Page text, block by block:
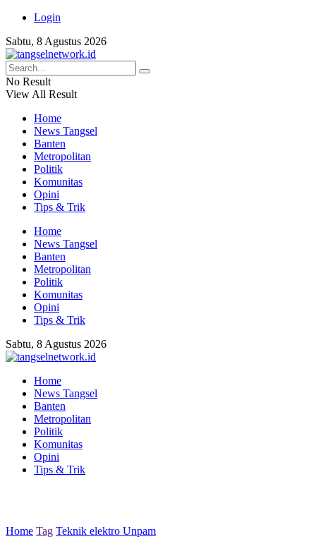
Login
Sabtu, 8 Agustus 2026
No Result
View All Result
Home
News Tangsel
Banten
Metropolitan
Politik
Komunitas
Opini
Tips & Trik
Home
News Tangsel
Banten
Metropolitan
Politik
Komunitas
Opini
Tips & Trik
Sabtu, 8 Agustus 2026
Home
News Tangsel
Banten
Metropolitan
Politik
Komunitas
Opini
Tips & Trik
Home Tag Teknik elektro Unpam